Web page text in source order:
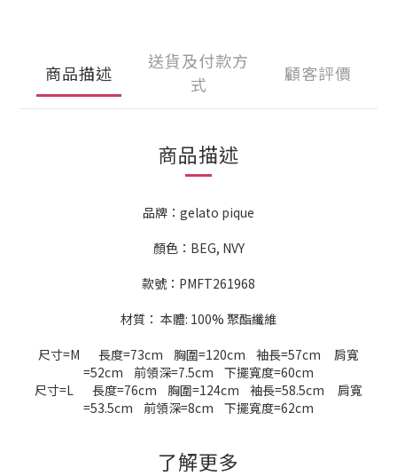
商品描述
送貨及付款方
式
顧客評價
商品描述
品牌：gelato pique
顏色：BEG, NVY
款號：PMFT261968
材質： 本體: 100% 聚酯纖維
尺寸=M 長度=73cm 胸圍=120cm 袖長=57cm 肩寬
=52cm 前領深=7.5cm 下擺寬度=60cm
尺寸=L 長度=76cm 胸圍=124cm 袖長=58.5cm 肩寬
=53.5cm 前領深=8cm 下擺寬度=62cm
了解更多